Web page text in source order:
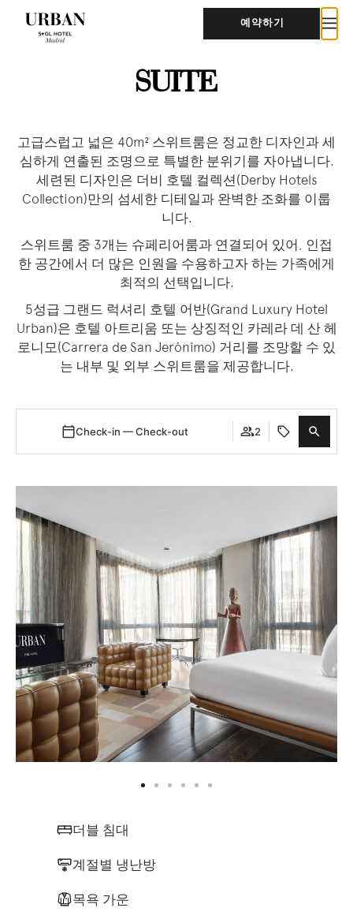
예약하기
SUITE
고급스럽고 넓은 40m² 스위트룸은 정교한 디자인과 세
심하게 연출된 조명으로 특별한 분위기를 자아냅니다.
세련된 디자인은 더비 호텔 컬렉션(Derby Hotels
Collection)만의 섬세한 디테일과 완벽한 조화를 이룹
니다.
스위트룸 중 3개는 슈페리어룸과 연결되어 있어, 인접
한 공간에서 더 많은 인원을 수용하고자 하는 가족에게
최적의 선택입니다.
5성급 그랜드 럭셔리 호텔 어반(Grand Luxury Hotel
Urban)은 호텔 아트리움 또는 상징적인 카레라 데 산 헤
로니모(Carrera de San Jerónimo) 거리를 조망할 수 있
는 내부 및 외부 스위트룸을 제공합니다.
Check-in — Check-out 2
더블 침대
계절별 냉난방
목욕 가운